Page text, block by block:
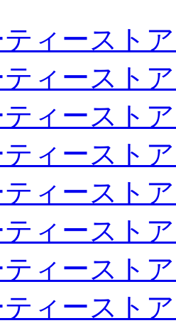
ィースト
ィースト
ィースト
ィースト
ィースト
ィースト
ィースト
ィースト